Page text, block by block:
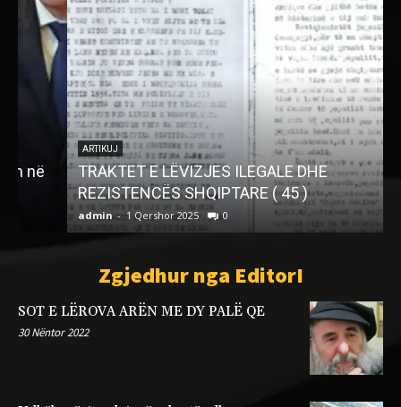
ARTIKUJ
TRAKTET E LËVIZJES ILEGALE DHE
REZISTENCËS SHQIPTARE ( 45 )
- 1 Qershor 2025 0
Zgjedhur nga EditorI
SOT E LËROVA ARËN ME DY PALË QE
30 Nëntor 2022